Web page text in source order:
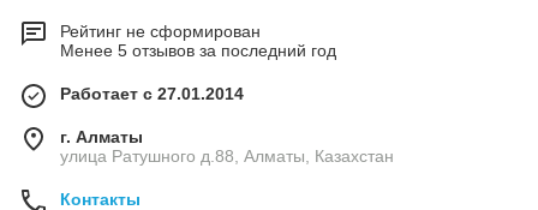
Рейтинг не сформирован
Менее 5 отзывов за последний год
Работает с 27.01.2014
г. Алматы
улица Ратушного д.88, Алматы, Казахстан
Контакты